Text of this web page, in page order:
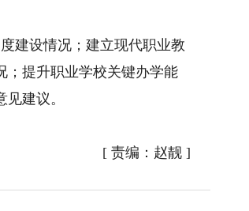
建设情况；建立现代职业教
；提升职业学校关键办学能
建议。
[ 责编：赵靓]